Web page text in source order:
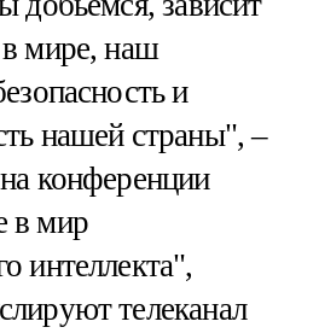
мире, наш
и
нашей страны", –
конференции
в мир
интеллекта",
телеканал